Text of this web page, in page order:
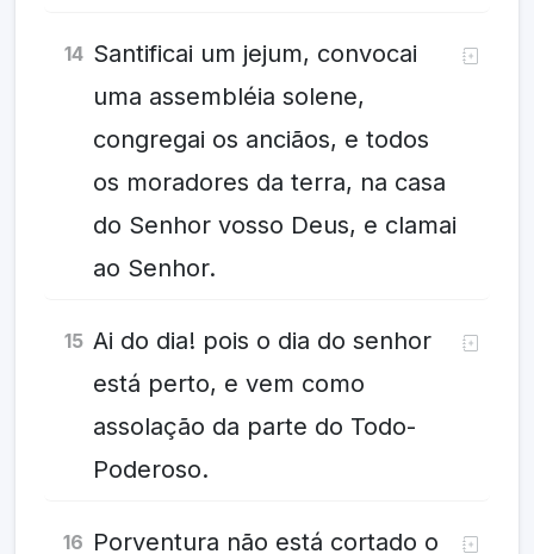
14 Santificai um jejum, convocai
uma assembléia solene,
congregai os anciãos, e todos
os moradores da terra, na casa
do Senhor vosso Deus, e clamai
ao Senhor.
15 Ai do dia! pois o dia do senhor
está perto, e vem como
assolação da parte do Todo-
Poderoso.
16 Porventura não está cortado o